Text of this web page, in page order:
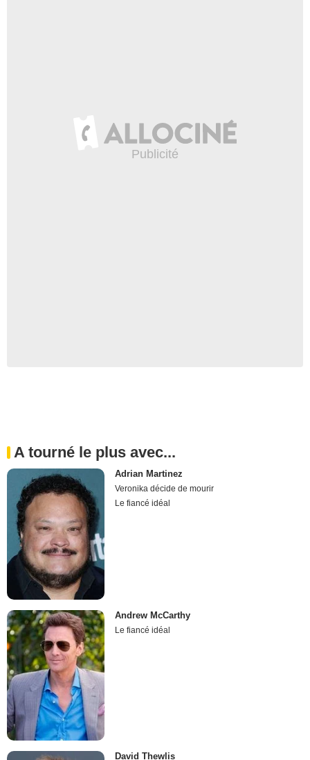
A tourné le plus avec...
Adrian Martinez
Veronika décide de mourir
Le fiancé idéal
Andrew McCarthy
Le fiancé idéal
David Thewlis